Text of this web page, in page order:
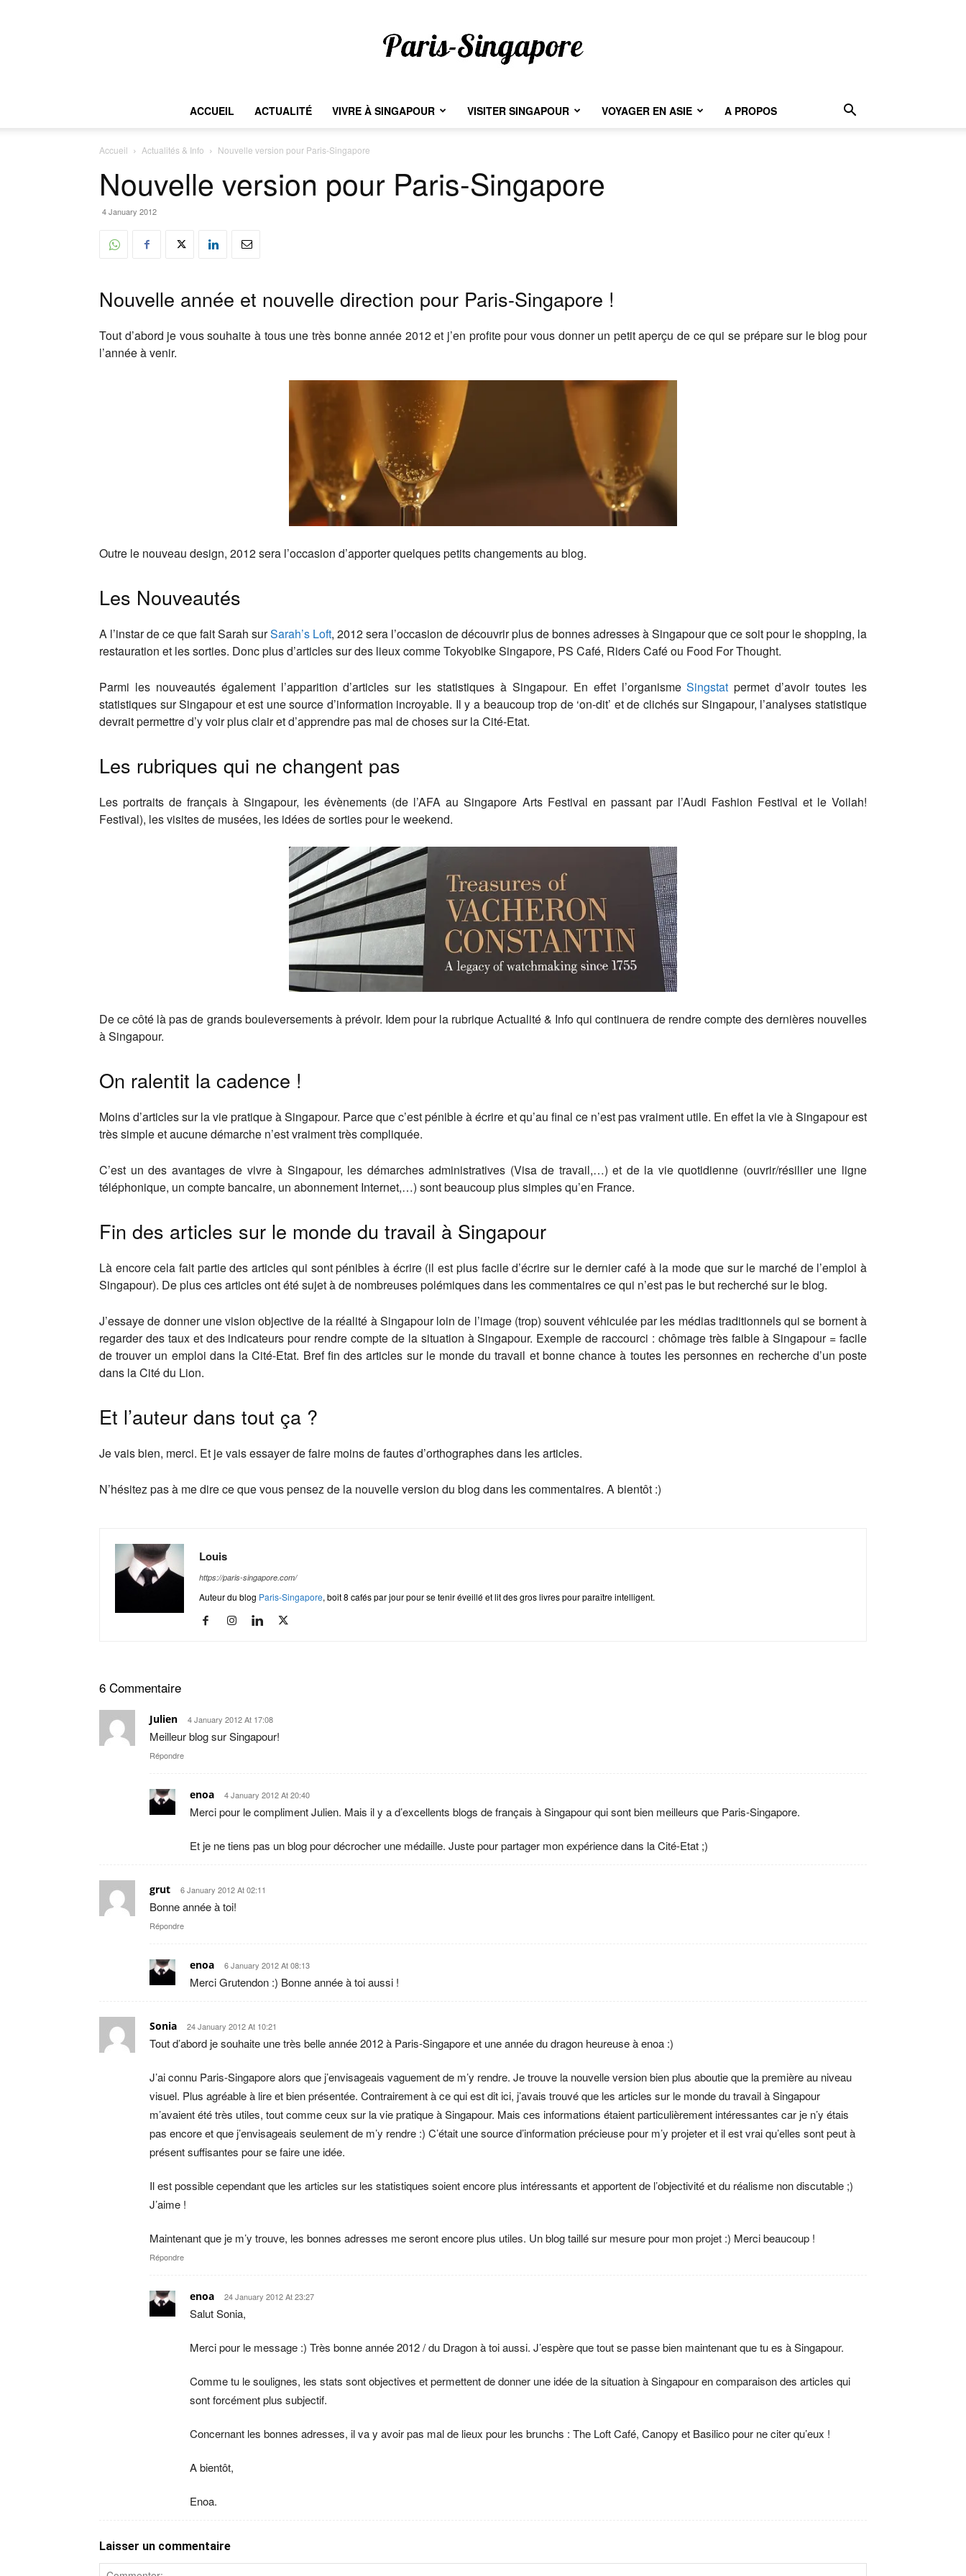
Paris-
ACCUEIL ACTUALITÉ VIVRE À SINGAPOUR VISITER SINGAPOUR VOYAGER EN ASIE A PROPOS
Accueil Actualités & Info Nouvelle version pour Paris-Singapore
Nouvelle version pour Paris-Singapore
4 January 2012
Nouvelle année et nouvelle direction pour Paris-Singapore !
Tout d’abord je vous souhaite à tous une très bonne année 2012 et j’en profite pour vous donner un petit aperçu de ce qui se prépare sur le blog pour
l’année à venir.
Outre le nouveau design, 2012 sera l’occasion d’apporter quelques petits changements au blog.
Les Nouveautés
A l’instar de ce que fait Sarah surSarah’s Loft, 2012 sera l’occasion de découvrir plus de bonnes adresses à Singapour que ce soit pour le shopping, la
restauration et les sorties. Donc plus d’articles sur des lieux comme Tokyobike Singapore, PS Café, Riders Café ou Food For Thought.
Parmi les nouveautés également l’apparition d’articles sur les statistiques à Singapour. En effet l’organismeSingstat permet d’avoir toutes les
statistiques sur Singapour et est une source d’information incroyable. Il y a beaucoup trop de ‘on-dit’ et de clichés sur Singapour, l’analyses statistique
devrait permettre d’y voir plus clair et d’apprendre pas mal de choses sur la Cité-Etat.
Les rubriques qui ne changent pas
Les portraits de français à Singapour, les évènements (de l’AFA au Singapore Arts Festival en passant par l’Audi Fashion Festival et le Voilah!
Festival), les visites de musées, les idées de sorties pour le weekend.
De ce côté là pas de grands bouleversements à prévoir. Idem pour la rubrique Actualité & Info qui continuera de rendre compte des dernières nouvelles
à Singapour.
On ralentit la cadence !
Moins d’articles sur la vie pratique à Singapour. Parce que c’est pénible à écrire et qu’au final ce n’est pas vraiment utile. En effet la vie à Singapour est
très simple et aucune démarche n’est vraiment très compliquée.
C’est un des avantages de vivre à Singapour, les démarches administratives (Visa de travail,…) et de la vie quotidienne (ouvrir/résilier une ligne
téléphonique, un compte bancaire, un abonnement Internet,…) sont beaucoup plus simples qu’en France.
Fin des articles sur le monde du travail à Singapour
Là encore cela fait partie des articles qui sont pénibles à écrire (il est plus facile d’écrire sur le dernier café à la mode que sur le marché de l’emploi à
Singapour). De plus ces articles ont été sujet à de nombreuses polémiques dans les commentaires ce qui n’est pas le but recherché sur le blog.
J’essaye de donner une vision objective de la réalité à Singapour loin de l’image (trop) souvent véhiculée par les médias traditionnels qui se bornent à
regarder des taux et des indicateurs pour rendre compte de la situation à Singapour. Exemple de raccourci : chômage très faible à Singapour = facile
de trouver un emploi dans la Cité-Etat. Bref fin des articles sur le monde du travail et bonne chance à toutes les personnes en recherche d’un poste
dans la Cité du Lion.
Et l’auteur dans tout ça ?
Je vais bien, merci. Et je vais essayer de faire moins de fautes d’orthographes dans les articles.
N’hésitez pas à me dire ce que vous pensez de la nouvelle version du blog dans les commentaires. A bientôt :)
Louis
https://paris-singapore.com/
Auteur du blog Paris-Singapore, boit 8 cafés par jour pour se tenir éveillé et lit des gros livres pour paraître intelligent.
6 Commentaire
Julien 4 January 2012 At 17:08
Meilleur blog sur Singapour!
Répondre
enoa 4 January 2012 At 20:40
Merci pour le compliment Julien. Mais il y a d’excellents blogs de français à Singapour qui sont bien meilleurs que Paris-Singapore.
Et je ne tiens pas un blog pour décrocher une médaille. Juste pour partager mon expérience dans la Cité-Etat ;)
grut 6 January 2012 At 02:11
Bonne année à toi!
Répondre
enoa 6 January 2012 At 08:13
Merci Grutendon :) Bonne année à toi aussi !
Sonia 24 January 2012 At 10:21
Tout d’abord je souhaite une très belle année 2012 à Paris-Singapore et une année du dragon heureuse à enoa :)
J’ai connu Paris-Singapore alors que j’envisageais vaguement de m’y rendre. Je trouve la nouvelle version bien plus aboutie que la première au niveau
visuel. Plus agréable à lire et bien présentée. Contrairement à ce qui est dit ici, j’avais trouvé que les articles sur le monde du travail à Singapour
m’avaient été très utiles, tout comme ceux sur la vie pratique à Singapour. Mais ces informations étaient particulièrement intéressantes car je n’y étais
pas encore et que j’envisageais seulement de m’y rendre :) C’était une source d’information précieuse pour m’y projeter et il est vrai qu’elles sont peut à
présent suffisantes pour se faire une idée.
Il est possible cependant que les articles sur les statistiques soient encore plus intéressants et apportent de l’objectivité et du réalisme non discutable ;)
J’aime !
Maintenant que je m’y trouve, les bonnes adresses me seront encore plus utiles. Un blog taillé sur mesure pour mon projet :) Merci beaucoup !
Répondre
enoa 24 January 2012 At 23:27
Salut Sonia,
Merci pour le message :) Très bonne année 2012 / du Dragon à toi aussi. J’espère que tout se passe bien maintenant que tu es à Singapour.
Comme tu le soulignes, les stats sont objectives et permettent de donner une idée de la situation à Singapour en comparaison des articles qui
sont forcément plus subjectif.
Concernant les bonnes adresses, il va y avoir pas mal de lieux pour les brunchs : The Loft Café, Canopy et Basilico pour ne citer qu’eux !
A bientôt,
Enoa.
Laisser un commentaire